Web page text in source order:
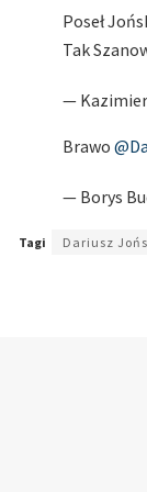
Poseł
Tak
—
Brawo
— Borys
Tagi Dariusz